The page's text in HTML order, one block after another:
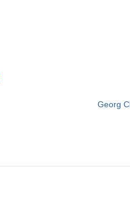
Georg